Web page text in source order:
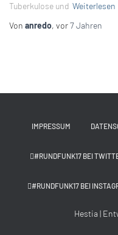
Tuberkulose und Weiterlesen
Von anredo, vor7 Jahren
IMPRESSUM
#RUNDFUNK17 BEI
#RUNDFUNK17 BEI
Hestia |